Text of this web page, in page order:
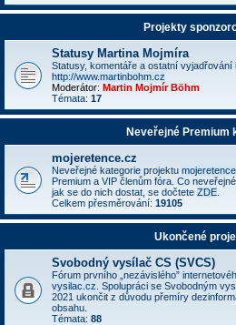
Projekty
Statusy Martina Mojmíra
Statusy, komentáře a ostatní
http://www.martinbohm.cz
Moderátor: Martin Mojmír Böhm
Témata: 17
Neveřejné Premium
mojeretence.cz
Neveřejné kategorie projektu
Premium a VIP členům fóra. Co
jak se do nich dostat, se dočtete ZDE
Celkem přesměrování: 19105
Ukončené
Svobodný vysílač CS (SVCS)
Fórum prvního „nezávislého”
vysilac.cz . Spolupráci se Svobodným
2021 ukončit z důvodu přemíry
obsahu.
Témata: 88